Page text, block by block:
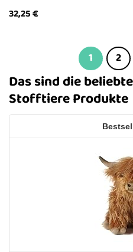
32,25€
1 2
Das sind die
Stofftiere Produkte